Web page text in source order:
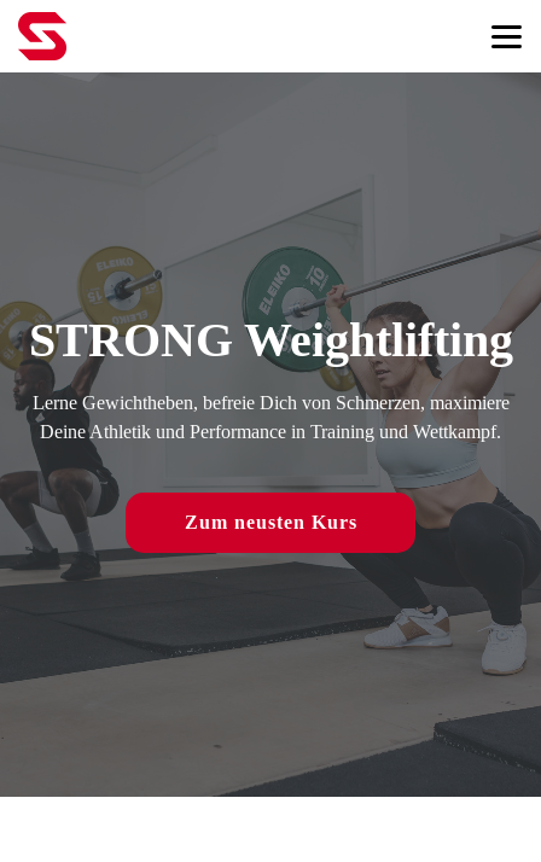
STRONG Weightlifting
Lerne Gewichtheben, befreie Dich von Schmerzen, maximiere
Deine Athletik und Performance in Training und Wettkampf.
Zum neusten Kurs